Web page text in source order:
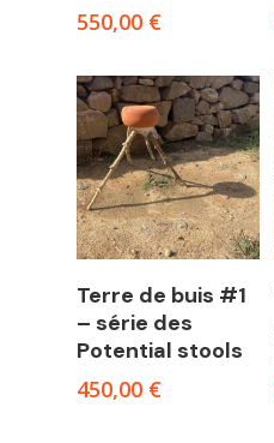
550,00 €
Add to cart
Terre de buis #1
– série des
Potential stools
450,00 €